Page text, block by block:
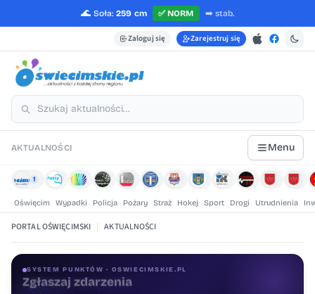
🌊 Soła: 259 cm ✅NORM ➡️ stab.
Zaloguj się Zarejestruj się
AKTUALNOŚCI Menu
1
Oświęcim Wypadki Policja Pożary Straż Hokej Sport Drogi Utrudnienia
PORTAL OŚWIĘCIMSKI | AKTUALNOŚCI
SYSTEM PUNKTÓW · OSWIECIMSKIE.PL
Oceniaj treści